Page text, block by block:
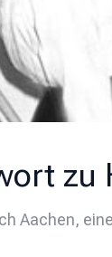
zu
Aachen,